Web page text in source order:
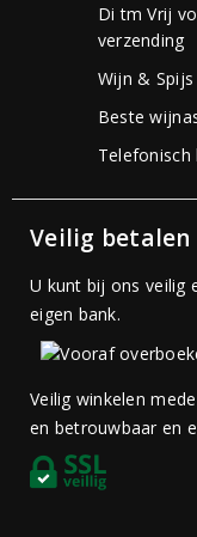
Di tm Vrij
verzending
Wijn &
Beste
Telefonisch
Veilig betalen
U kunt bij ons veilig
eigen bank.
Veilig winkelen
en betrouwbaar en